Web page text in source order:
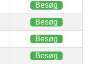
Besøg
Besøg
Besøg
Besøg